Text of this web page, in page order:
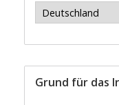
Grund für das